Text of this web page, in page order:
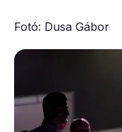
Fotó: Dusa Gábor